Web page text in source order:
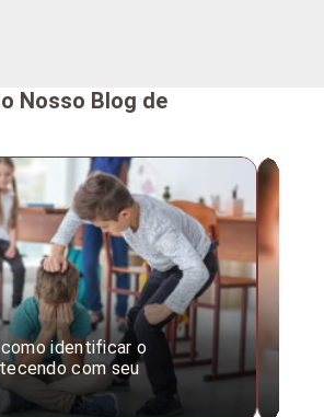
Nosso Blog de
como identificar o
com seu